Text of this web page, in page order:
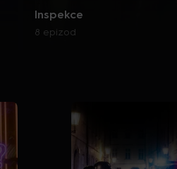
Inspekce
8 epizod